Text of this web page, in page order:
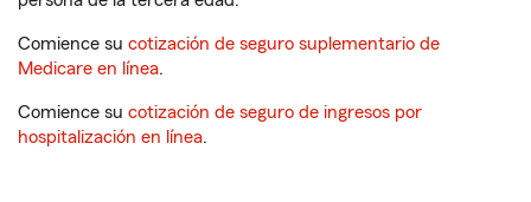
Comience su cotización de seguro suplementario de
Medicare en línea.
Comience su cotización de seguro de ingresos por
hospitalización en línea.